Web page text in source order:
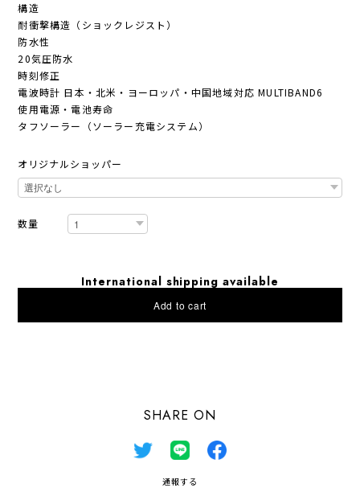
構造
耐衝撃構造（ショックレジスト）
防水性
20気圧防水
時刻修正
電波時計 日本・北米・ヨーロッパ・中国地域対応 MULTIBAND6
使用電源・電池寿命
タフソーラー（ソーラー充電システム）
オリジナルショッパー
数量
International shipping available
Add to cart
SHARE ON
通報する